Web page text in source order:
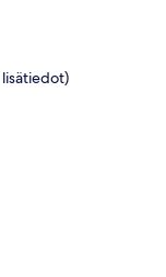
lisätiedot)